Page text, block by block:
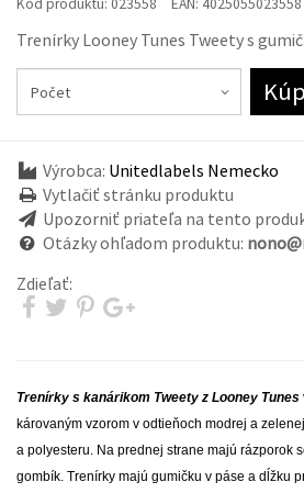
Kód produktu: 023558 EAN: 4025055023558
Trenírky Looney Tunes Tweety s
Výrobca: Unitedlabels Nemecko
Vytlačiť stránku produktu
Upozorniť priateľa na tento
Otázky ohľadom produktu:
Zdieľať:
Trenírky s kanárikom Tweety z Looney Tunes
károvaným vzorom v odtieňoch modrej a
a polyesteru. Na prednej strane majú rázporok
gombík. Trenírky majú gumičku v páse a dĺžku